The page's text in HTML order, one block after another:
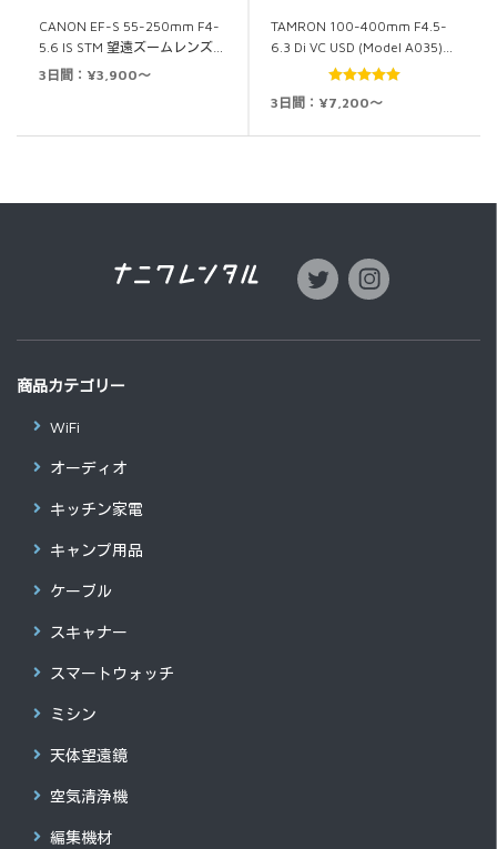
CANON EF-S 55-250mm F4-
5.6 IS STM 望遠ズームレンズ…
3日間：¥3,900～
TAMRON 100-400mm F4.5-
6.3 Di VC USD (Model A035)…
3日間：¥7,200～
商品カテゴリー
WiFi
オーディオ
キッチン家電
キャンプ用品
ケーブル
スキャナー
スマートウォッチ
ミシン
天体望遠鏡
空気清浄機
編集機材